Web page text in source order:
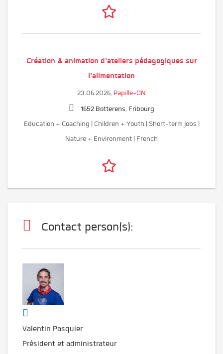
Création & animation d'ateliers pédagogiques sur
l'alimentation
23.06.2026, Papille-ON
1652 Botterens, Fribourg
Education + Coaching | Children + Youth | Short-term jobs |
Nature + Environment | French
Contact person(s):
Valentin Pasquier
Président et administrateur